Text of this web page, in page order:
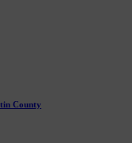
County